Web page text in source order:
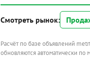
Смотреть рынок:
Расчёт по базе объявлений
обновляются автоматически по